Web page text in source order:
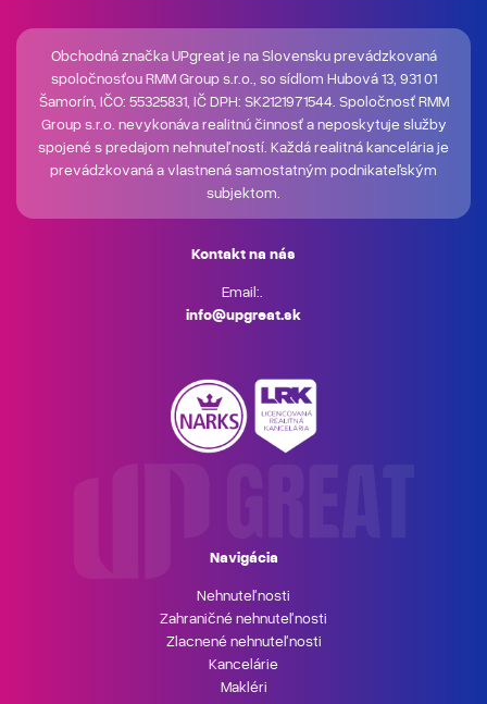
Obchodná značka UPgreat je na Slovensku prevádzkovaná
spoločnosťou RMM Group s.r.o., so sídlom Hubová 13, 931 01
Šamorín, IČO: 55325831, IČ DPH: SK2121971544. Spoločnosť RMM
Group s.r.o. nevykonáva realitnú činnosť a neposkytuje služby
spojené s predajom nehnuteľností. Každá realitná kancelária je
prevádzkovaná a vlastnená samostatným podnikateľským
subjektom.
Kontakt na nás
Email:.
info@upgreat.sk
Navigácia
Nehnuteľnosti
Zahraničné nehnuteľnosti
Zlacnené nehnuteľnosti
Kancelárie
Makléri